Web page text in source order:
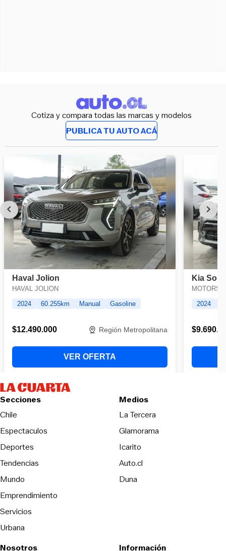
Cotiza y compara todas las marcas y modelos
PUBLICA TU AUTO ACÁ
Secciones
Chile
Espectaculos
Deportes
Tendencias
Mundo
Emprendimiento
Servicios
Urbana
Medios
La TerceraOpens in new
Glamorama
Icarito
Auto.cl
DunaOpens in new window
Nosotros Información